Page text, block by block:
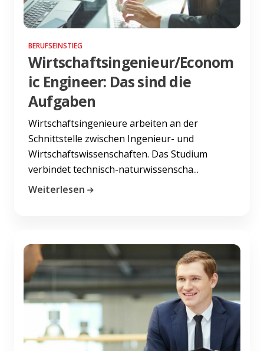
BERUFSEINSTIEG
Wirtschaftsingenieur/Econom
ic Engineer: Das sind die
Aufgaben
Wirtschaftsingenieure arbeiten an der
Schnittstelle zwischen Ingenieur- und
Wirtschaftswissenschaften. Das Studium
verbindet technisch-naturwissenscha...
Weiterlesen